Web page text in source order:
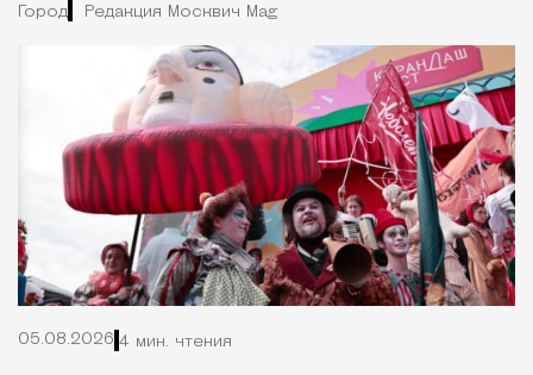
Город Редакция Москвич Mag
05.08.2026 4 мин. чтения